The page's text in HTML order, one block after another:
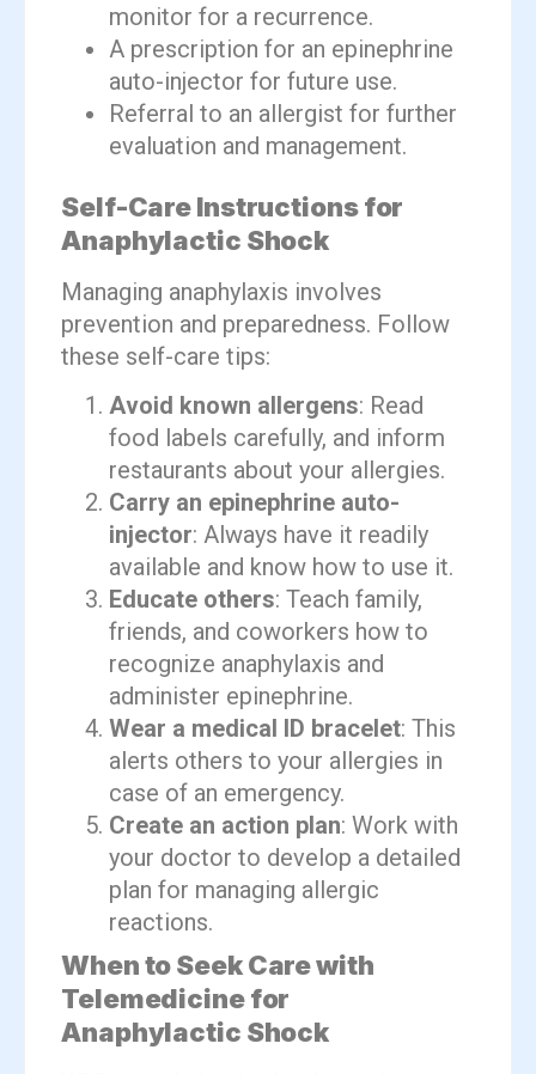
monitor for a recurrence.
A prescription for an epinephrine
auto-injector for future use.
Referral to an allergist for further
evaluation and management.
Self-Care Instructions for
Anaphylactic Shock
Managing anaphylaxis involves
prevention and preparedness. Follow
these self-care tips:
Avoid known allergens: Read
food labels carefully, and inform
restaurants about your allergies.
Carry an epinephrine auto-
injector: Always have it readily
available and know how to use it.
Educate others: Teach family,
friends, and coworkers how to
recognize anaphylaxis and
administer epinephrine.
Wear a medical ID bracelet: This
alerts others to your allergies in
case of an emergency.
Create an action plan: Work with
your doctor to develop a detailed
plan for managing allergic
reactions.
When to Seek Care with
Telemedicine for
Anaphylactic Shock